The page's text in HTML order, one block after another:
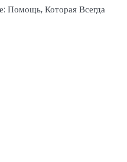
Помощь, Которая Всегда